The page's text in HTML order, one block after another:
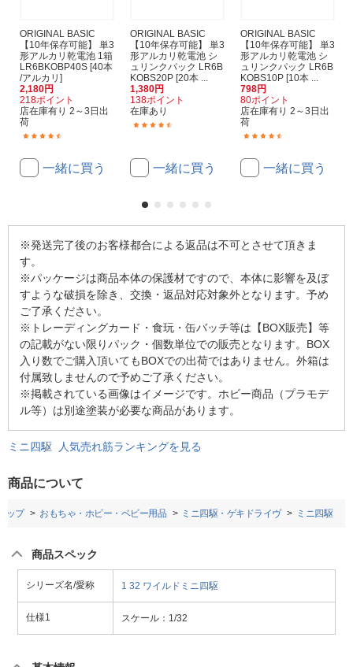
ORIGINAL BASIC
【10年保存可能】 単3
形アルカリ乾電池 1箱
LR6BKOBP40S [40本
/アルカリ]
2,180円
218ポイント
店在庫有り 2～3日出
荷
一緒に買う
ORIGINAL BASIC
【10年保存可能】 単3
形アルカリ乾電池 シ
ュリンクパック LR6B
KOBS20P [20本 ...
1,380円
138ポイント
在庫あり
一緒に買う
ORIGINAL BASIC
【10年保存可能】 単3
形アルカリ乾電池 シ
ュリンクパック LR6B
KOBS10P [10本 ...
798円
80ポイント
店在庫有り 2～3日出
荷
一緒に買う
※発送完了後のお客様都合による返品は不可とさせて頂きま
す。
※パッケージは商品本体の保護材ですので、本体に影響を及ぼ
すような破損を除き、交換・返品対応対象外となります。予め
ご了承ください。
※トレーディングカード・食玩・缶バッチ等は【BOX販売】等
の記載がない限りパック・個数単位での販売となります。BOX
入り数でご購入頂いてもBOXでの出荷ではありません。外箱は
付属致しませんので予めご了承ください。
※掲載されている画像はイメージです。ホビー商品（プラモデ
ル等）は別途塗装が必要な商品があります。
ミニ四駆 人気売れ筋ランキングを見る
商品について
ップ おもちゃ・ホビー・ベビー用品 ミニ四駆・ゲキドライヴ ミニ四駆
商品スペック
シリーズ名/愛称 1 32 ワイルドミニ四駆
仕様1 スケール：1/32